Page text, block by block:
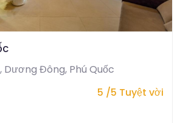
Dương Đông, Phú Quốc
5 /5 Tuyệt vời